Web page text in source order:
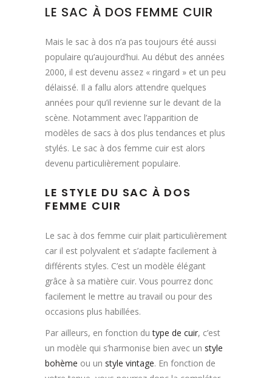
LE SAC À DOS FEMME CUIR
Mais le sac à dos n’a pas toujours été aussi
populaire qu’aujourd’hui. Au début des années
2000, il est devenu assez « ringard » et un peu
délaissé. Il a fallu alors attendre quelques
années pour qu’il revienne sur le devant de la
scène. Notamment avec l’apparition de
modèles de sacs à dos plus tendances et plus
stylés. Le sac à dos femme cuir est alors
devenu particulièrement populaire.
LE STYLE DU SAC À DOS
FEMME CUIR
Le sac à dos femme cuir plait particulièrement
car il est polyvalent et s’adapte facilement à
différents styles. C’est un modèle élégant
grâce à sa matière cuir. Vous pourrez donc
facilement le mettre au travail ou pour des
occasions plus habillées.
Par ailleurs, en fonction dutype de cuir, c’est
un modèle qui s’harmonise bien avec un style
bohème ou un style vintage. En fonction de